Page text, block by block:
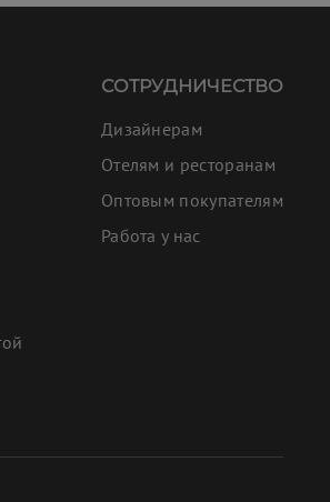
СОТРУДНИЧЕСТВО
Дизайнерам
Отелям и ресторанам
Оптовым покупателям
Работа у нас